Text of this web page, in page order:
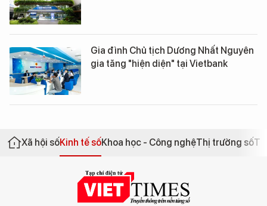
Gia đình Chủ tịch Dương Nhất Nguyên
gia tăng "hiện diện" tại Vietbank
Xã hội sốKinh tế sốKhoa học - Công nghệThị trường số